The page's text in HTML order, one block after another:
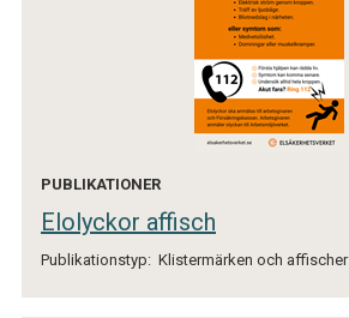
PUBLIKATIONER
Elolyckor affisch
Publikationstyp: Klistermärken och affischer